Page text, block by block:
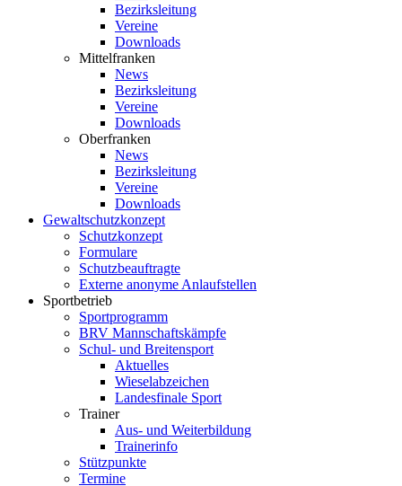
Bezirksleitung
Vereine
Downloads
Mittelfranken
News
Bezirksleitung
Vereine
Downloads
Oberfranken
News
Bezirksleitung
Vereine
Downloads
Gewaltschutzkonzept
Schutzkonzept
Formulare
Schutzbeauftragte
Externe anonyme Anlaufstellen
Sportbetrieb
Sportprogramm
BRV Mannschaftskämpfe
Schul- und Breitensport
Aktuelles
Wieselabzeichen
Landesfinale Sport
Trainer
Aus- und Weiterbildung
Trainerinfo
Stützpunkte
Termine